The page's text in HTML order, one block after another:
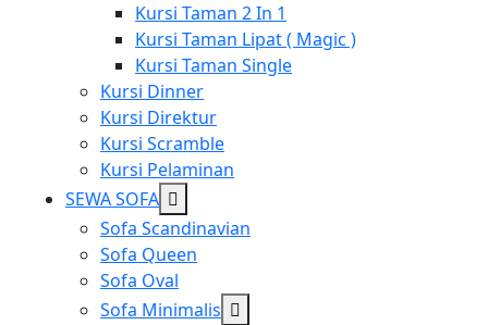
Kursi Taman 2 In 1
Kursi Taman Lipat ( Magic )
Kursi Taman Single
Kursi Dinner
Kursi Direktur
Kursi Scramble
Kursi Pelaminan
SEWA SOFA Show
sub
menu
Sofa Scandinavian
Sofa Queen
Sofa Oval
Sofa Minimalis Show